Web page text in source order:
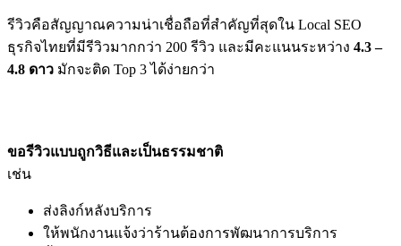
รีวิวคือสัญญาณความน่าเชื่อถือที่สำคัญที่สุดใน Local SEO
ธุรกิจไทยที่มีรีวิวมากกว่า 200 รีวิว และมีคะแนนระหว่าง 4.3 –
4.8 ดาว มักจะติด Top 3 ได้ง่ายกว่า
ขอรีวิวแบบถูกวิธีและเป็นธรรมชาติ
เช่น
ส่งลิงก์หลังบริการ
ให้พนักงานแจ้งว่าร้านต้องการพัฒนาการบริการ